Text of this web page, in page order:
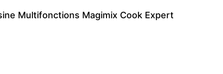
Multifonctions Magimix Cook Expert